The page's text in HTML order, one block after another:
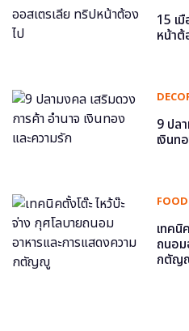
15 เ
หน้าต้
9 ปล
เงินท
FOOD
เทคนิ
ถนอม
กตัญ